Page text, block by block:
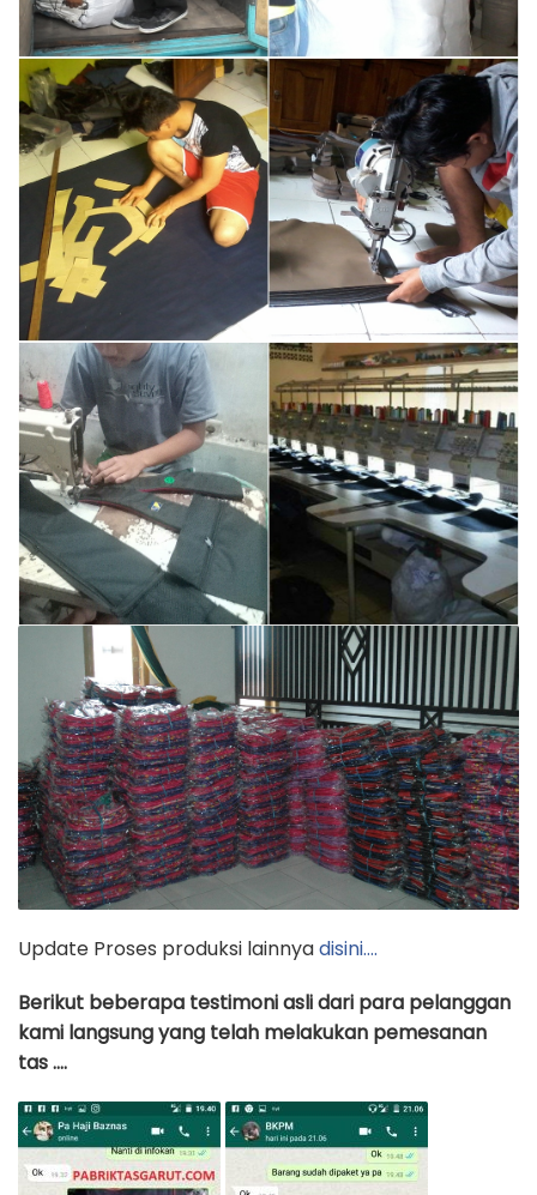
Update Proses produksi lainnyadisini….
Berikut beberapa testimoni asli dari para pelanggan
kami langsung yang telah melakukan pemesanan
tas ….